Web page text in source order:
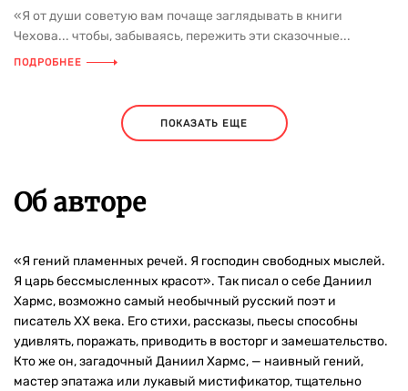
«Я от души советую вам почаще заглядывать в книги
Чехова... чтобы, забываясь, пережить эти сказочные...
ПОДРОБНЕЕ
ПОКАЗАТЬ ЕЩЕ
Об авторе
«Я гений пламенных речей. Я господин свободных мыслей.
Я царь бессмысленных красот». Так писал о себе Даниил
Хармс, возможно самый необычный русский поэт и
писатель ХХ века. Его стихи, рассказы, пьесы способны
удивлять, поражать, приводить в восторг и замешательство.
Кто же он, загадочный Даниил Хармс, — наивный гений,
мастер эпатажа или лукавый мистификатор, тщательно